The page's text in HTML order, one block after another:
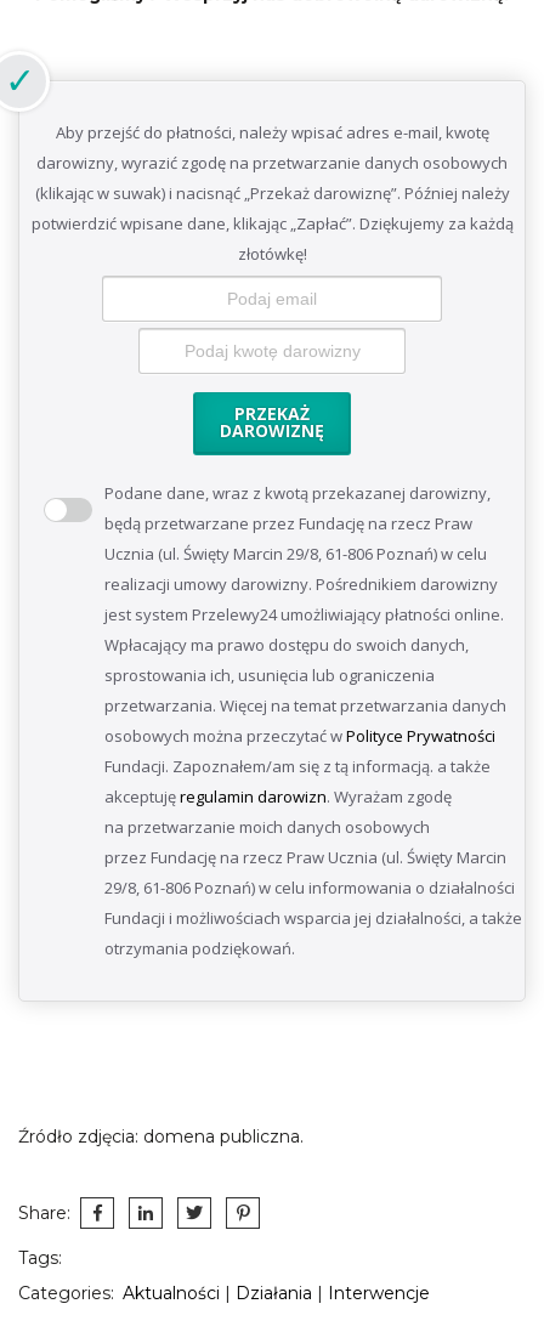
Aby przejść do płatności, należy wpisać adres e-mail, kwotę
darowizny, wyrazić zgodę na przetwarzanie danych osobowych
(klikając w suwak) i nacisnąć „Przekaż darowiznę”. Później należy
potwierdzić wpisane dane, klikając „Zapłać”. Dziękujemy za każdą
złotówkę!
PRZEKAŻ
DAROWIZNĘ
Podane dane, wraz z kwotą przekazanej darowizny,
będą przetwarzane przez Fundację na rzecz Praw
Ucznia (ul. Święty Marcin 29/8, 61-806 Poznań) w celu
realizacji umowy darowizny. Pośrednikiem darowizny
jest system Przelewy24 umożliwiający płatności online.
Wpłacający ma prawo dostępu do swoich danych,
sprostowania ich, usunięcia lub ograniczenia
przetwarzania. Więcej na temat przetwarzania danych
osobowych można przeczytać wPolityce Prywatności
Fundacji. Zapoznałem/am się z tą informacją. a także
akceptujęregulamin darowizn. Wyrażam zgodę
na przetwarzanie moich danych osobowych
przez Fundację na rzecz Praw Ucznia (ul. Święty Marcin
29/8, 61-806 Poznań) w celu informowania o działalności
Fundacji i możliwościach wsparcia jej działalności, a także
otrzymania podziękowań.
Źródło zdjęcia: domena publiczna.
Share:
Tags:
Categories: Aktualności | Działania | Interwencje